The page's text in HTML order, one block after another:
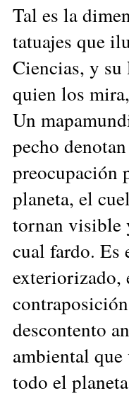
Tal es la
tatuajes que
Ciencias, y
quien los
Un
pecho
preocupación
planeta, el
tornan visible
cual fardo. Es
exteriorizado,
descontento
ambiental
todo el